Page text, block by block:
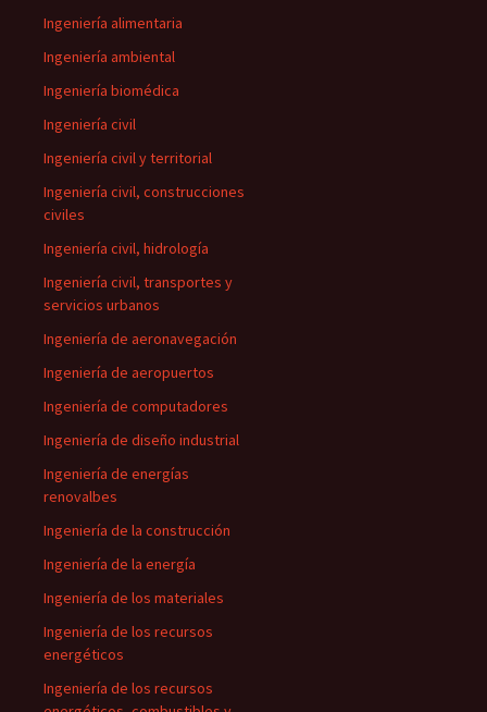
Ingeniería alimentaria
Ingeniería ambiental
Ingeniería biomédica
Ingeniería civil
Ingeniería civil y territorial
Ingeniería civil, construcciones
civiles
Ingeniería civil, hidrología
Ingeniería civil, transportes y
servicios urbanos
Ingeniería de aeronavegación
Ingeniería de aeropuertos
Ingeniería de computadores
Ingeniería de diseño industrial
Ingeniería de energías
renovalbes
Ingeniería de la construcción
Ingeniería de la energía
Ingeniería de los materiales
Ingeniería de los recursos
energéticos
Ingeniería de los recursos